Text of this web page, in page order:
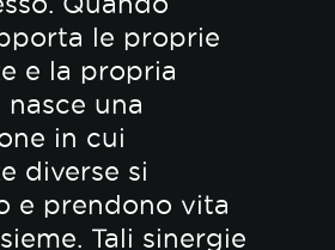
le proprie
e la propria
nasce una
in cui
diverse si
e prendono vita
Tali sinergie